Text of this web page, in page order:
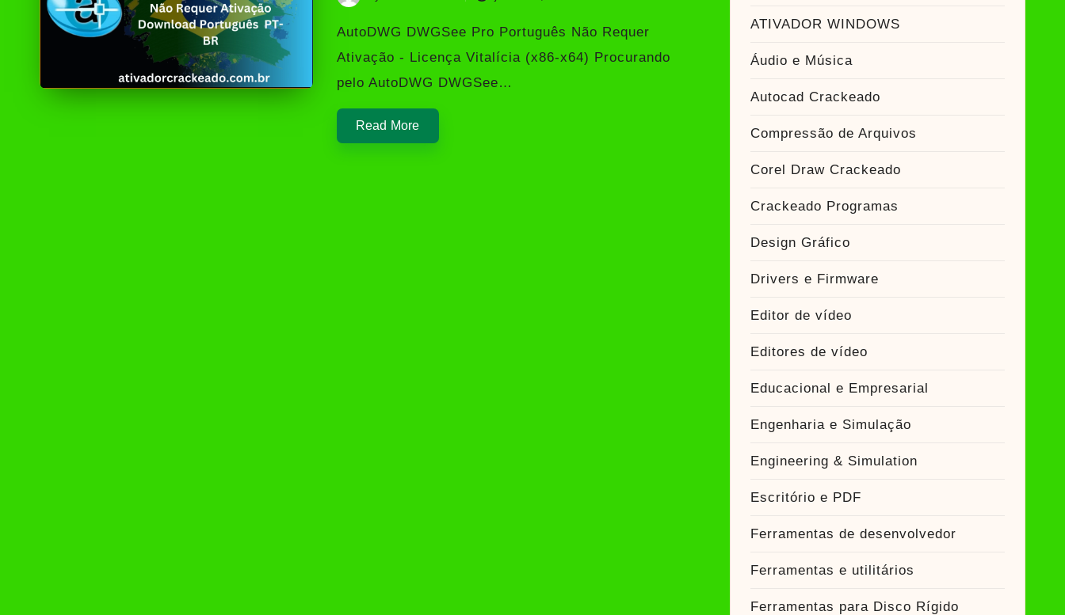
Posted
AutoDWG DWGSee Pro Português Não Requer
Ativação - Licença Vitalícia (x86-x64) Procurando
pelo AutoDWG DWGSee…
Read More
ATIVADOR WINDOWS
Áudio e Música
Autocad Crackeado
Compressão de Arquivos
Corel Draw Crackeado
Crackeado Programas
Design Gráfico
Drivers e Firmware
Editor de vídeo
Editores de vídeo
Educacional e Empresarial
Engenharia e Simulação
Engineering & Simulation
Escritório e PDF
Ferramentas de desenvolvedor
Ferramentas e utilitários
Ferramentas para Disco Rígido